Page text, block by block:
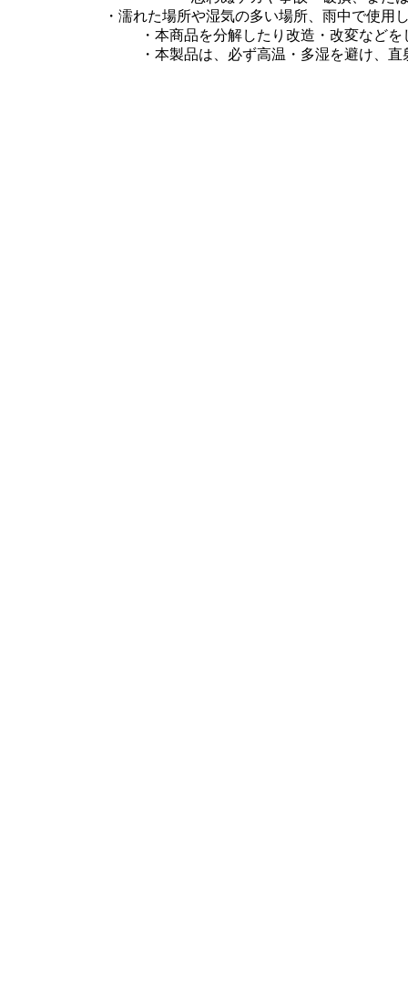
・濡れた場所や湿気の多い場所、雨中で使
・本商品を分解したり改造・改変など
・本製品は、必ず高温・多湿を避け、